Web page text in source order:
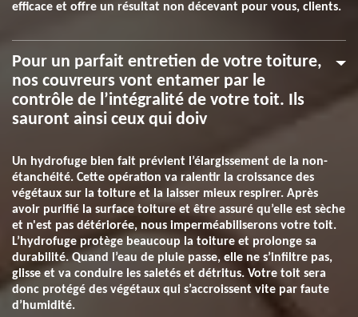
efficace et offre un résultat non décevant pour vous, clients.
Pour un parfait entretien de votre toiture,
nos couvreurs vont entamer par le
contrôle de l’intégralité de votre toit. Ils
sauront ainsi ceux qui doiv
Un hydrofuge bien fait prévient l’élargissement de la non-
étanchéité. Cette opération va ralentir la croissance des
végétaux sur la toiture et la laisser mieux respirer. Après
avoir purifié la surface toiture et être assuré qu’elle est sèche
et n'est pas détériorée, nous imperméabiliserons votre toit.
L’hydrofuge protège beaucoup la toiture et prolonge sa
durabilité. Quand l’eau de pluie passe, elle ne s’infiltre pas,
glisse et va conduire les saletés et détritus. Votre toit sera
donc protégé des végétaux qui s’accroissent vite par faute
d’humidité.